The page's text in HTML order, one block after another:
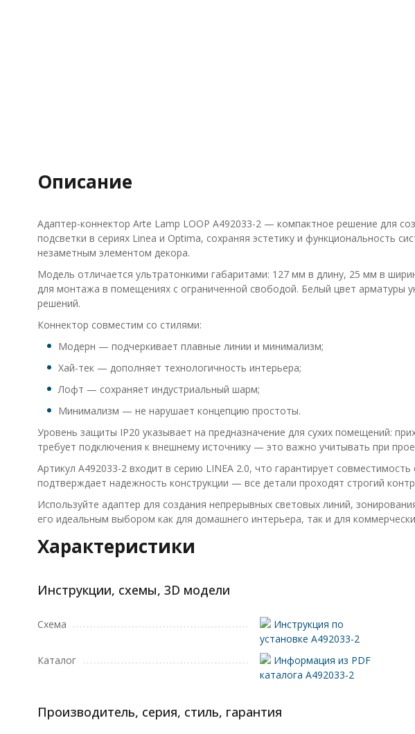
Описание
Адаптер-коннектор Arte Lamp LOOP A492033-2 — компактное решение для
подсветки в сериях Linea и Optima, сохраняя эстетику и функциональность
незаметным элементом декора.
Модель отличается ультратонкими габаритами: 127 мм в длину, 25 мм в
для монтажа в помещениях с ограниченной свободой. Белый цвет арматуры
решений.
Коннектор совместим со стилями:
Модерн — подчеркивает плавные линии и минимализм;
Хай-тек — дополняет технологичность интерьера;
Лофт — сохраняет индустриальный шарм;
Минимализм — не нарушает концепцию простоты.
Уровень защиты IP20 указывает на предназначение для сухих помещений:
требует подключения к внешнему источнику — это важно учитывать при
Артикул A492033-2 входит в серию LINEA 2.0, что гарантирует
подтверждает надежность конструкции — все детали проходят строгий
Используйте адаптер для создания непрерывных световых линий,
его идеальным выбором как для домашнего интерьера, так и для
Характеристики
Инструкции, схемы, 3D модели
Схема
Инструкция по
установке A492033-2
Каталог
Информация из PDF
каталога A492033-2
Производитель, серия, стиль, гарантия